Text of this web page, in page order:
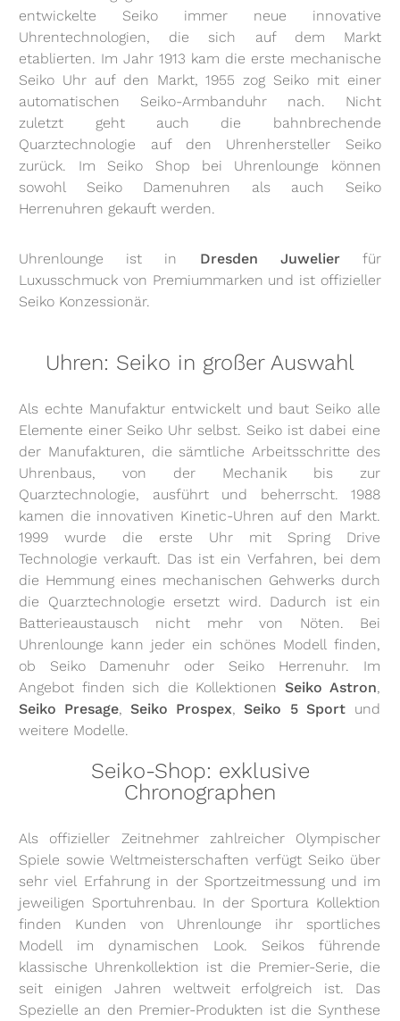
entwickelte Seiko immer neue innovative
Uhrentechnologien, die sich auf dem Markt
etablierten. Im Jahr 1913 kam die erste mechanische
Seiko Uhr auf den Markt, 1955 zog Seiko mit einer
automatischen Seiko-Armbanduhr nach. Nicht
zuletzt geht auch die bahnbrechende
Quarztechnologie auf den Uhrenhersteller Seiko
zurück. Im Seiko Shop bei Uhrenlounge können
sowohl Seiko Damenuhren als auch Seiko
Herrenuhren gekauft werden.
Uhrenlounge ist in Dresden Juwelierfür
Luxusschmuck von Premiummarken und ist offizieller
Seiko Konzessionär.
Uhren: Seiko in großer Auswahl
Als echte Manufaktur entwickelt und baut Seiko alle
Elemente einer Seiko Uhr selbst. Seiko ist dabei eine
der Manufakturen, die sämtliche Arbeitsschritte des
Uhrenbaus, von der Mechanik bis zur
Quarztechnologie, ausführt und beherrscht. 1988
kamen die innovativen Kinetic-Uhren auf den Markt.
1999 wurde die erste Uhr mit Spring Drive
Technologie verkauft. Das ist ein Verfahren, bei dem
die Hemmung eines mechanischen Gehwerks durch
die Quarztechnologie ersetzt wird. Dadurch ist ein
Batterieaustausch nicht mehr von Nöten. Bei
Uhrenlounge kann jeder ein schönes Modell finden,
ob Seiko Damenuhr oder Seiko Herrenuhr. Im
Angebot finden sich die Kollektionen Seiko Astron,
Seiko Presage, Seiko Prospex, Seiko 5 Sport und
weitere Modelle.
Seiko-Shop: exklusive
Chronographen
Als offizieller Zeitnehmer zahlreicher Olympischer
Spiele sowie Weltmeisterschaften verfügt Seiko über
sehr viel Erfahrung in der Sportzeitmessung und im
jeweiligen Sportuhrenbau. In der Sportura Kollektion
finden Kunden von Uhrenlounge ihr sportliches
Modell im dynamischen Look. Seikos führende
klassische Uhrenkollektion ist die Premier-Serie, die
seit einigen Jahren weltweit erfolgreich ist. Das
Spezielle an den Premier-Produkten ist die Synthese